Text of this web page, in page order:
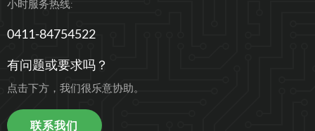
小时服务热线:
0411-84754522
有问题或要求吗？
点击下方，我们很乐意协助。
联系我们